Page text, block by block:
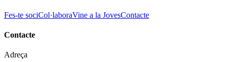
Fes-te sociCol·laboraVine a la JovesContacte
Contacte
Adreça